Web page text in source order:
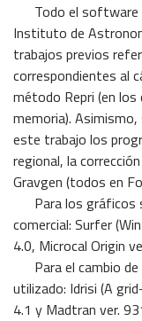
Todo el software
Instituto de
trabajos previos
correspondientes al
método Repri (en
memoria).
este trabajo los
regional, la
Gravgen (todos en
Para los gráficos
comercial: Surfer
4.0, Microcal Origin
Para el cambio de
utilizado: Idrisi (A
4.1 y Madtran ver.